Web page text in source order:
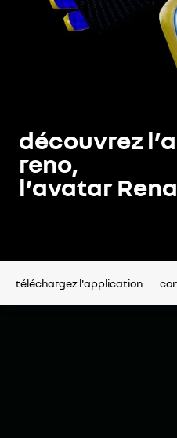
découvrez
reno,
l’avatar
téléchargez l'application